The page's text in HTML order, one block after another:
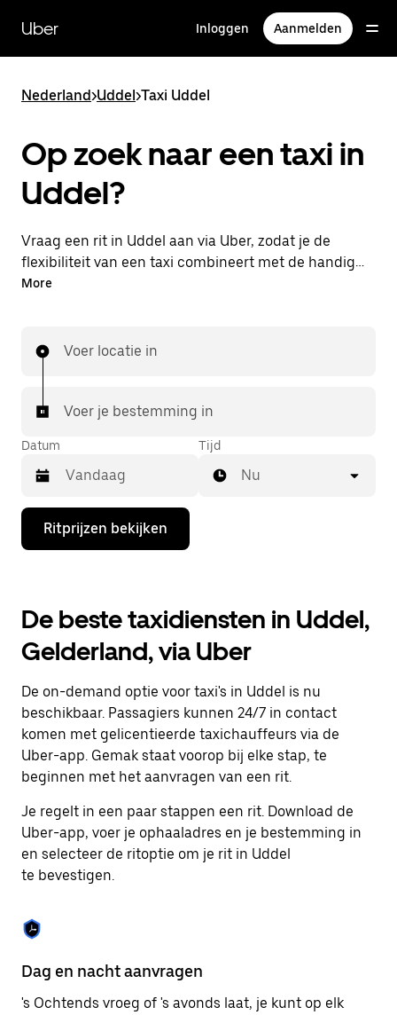
naar
hoofdinhoud
Uber Inloggen Aanmelden
Nederland>Uddel>Taxi Uddel
Op zoek naar een taxi in
Uddel?
Vraag een rit in Uddel aan via Uber, zodat je de
flexibiliteit van een taxi combineert met de handige
functies in de app. Je kunt on-demand een
Je rit is binnen handbereik.
More
Voer locatie in
Voer je bestemming in
Datum
Druk
de
de
agenda
te
openen
een
datum
te
selecteren.
Druk
op
Escape
om
agenda
te
sluiten.
Tijd
Nu
Ritprijzen bekijken
De beste taxidiensten in Uddel,
Gelderland, via Uber
De on-demand optie voor taxi's in Uddel is nu
beschikbaar. Passagiers kunnen 24/7 in contact
komen met gelicentieerde taxichauffeurs via de
Uber-app. Gemak staat voorop bij elke stap, te
beginnen met het aanvragen van een rit.
Je regelt in een paar stappen een rit. Download de
Uber-app, voer je ophaaladres en je bestemming in
en selecteer de ritoptie om je rit in Uddel
te bevestigen.
Dag en nacht aanvragen
's Ochtends vroeg of 's avonds laat, je kunt op elk